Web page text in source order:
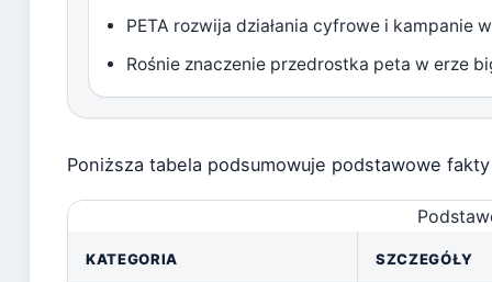
PETA rozwija działania cyfrowe i kampanie
Rośnie znaczenie przedrostka peta w erze
Poniższa tabela podsumowuje podstawowe
KATEGORIA SZCZEGÓŁY